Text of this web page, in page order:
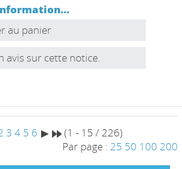
au panier
avis sur cette notice.
3 4 5 6
(1 - 15 / 226)
Par page : 25 50 100 200